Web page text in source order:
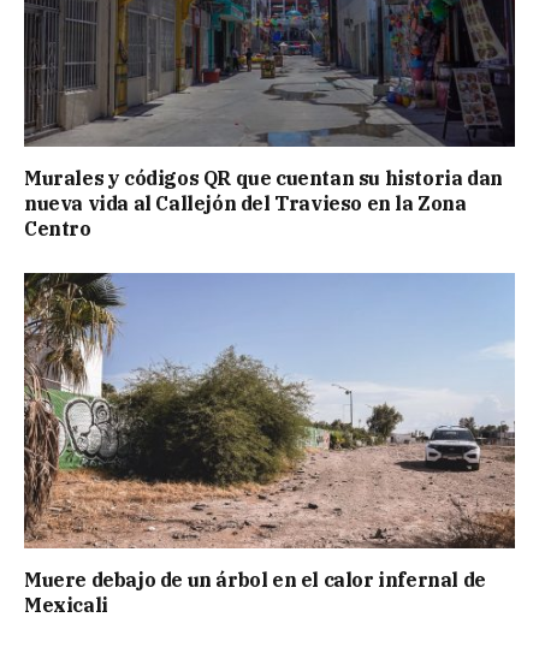
Murales y códigos QR que cuentan su historia dan
nueva vida al Callejón del Travieso en la Zona
Centro
Muere debajo de un árbol en el calor infernal de
Mexicali